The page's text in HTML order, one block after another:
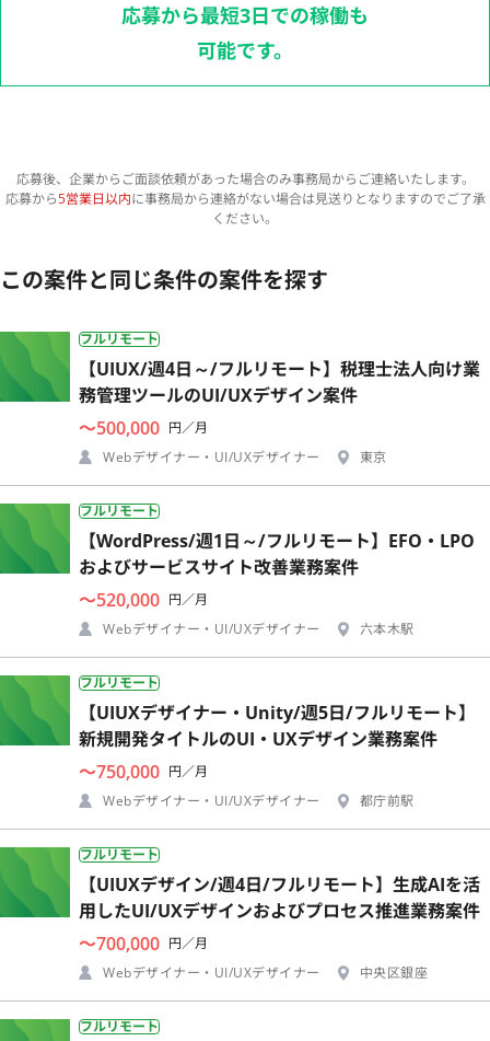
応募から最短3日での稼働も
可能です。
応募後、企業からご面談依頼があった場合のみ事務局からご連絡いたします。
応募から5営業日以内に事務局から連絡がない場合は見送りとなりますのでご了承
ください。
この案件と同じ条件の案件を探す
フルリモート
【UIUX/週4日～/フルリモート】税理士法人向け業
務管理ツールのUI/UXデザイン案件
〜500,000 円／月
Webデザイナー・UI/UXデザイナー
東京
フルリモート
【WordPress/週1日～/フルリモート】EFO・LPO
およびサービスサイト改善業務案件
〜520,000 円／月
Webデザイナー・UI/UXデザイナー
六本木駅
フルリモート
【UIUXデザイナー・Unity/週5日/フルリモート】
新規開発タイトルのUI・UXデザイン業務案件
〜750,000 円／月
Webデザイナー・UI/UXデザイナー
都庁前駅
フルリモート
【UIUXデザイン/週4日/フルリモート】生成AIを活
用したUI/UXデザインおよびプロセス推進業務案件
〜700,000 円／月
Webデザイナー・UI/UXデザイナー
中央区銀座
フルリモート